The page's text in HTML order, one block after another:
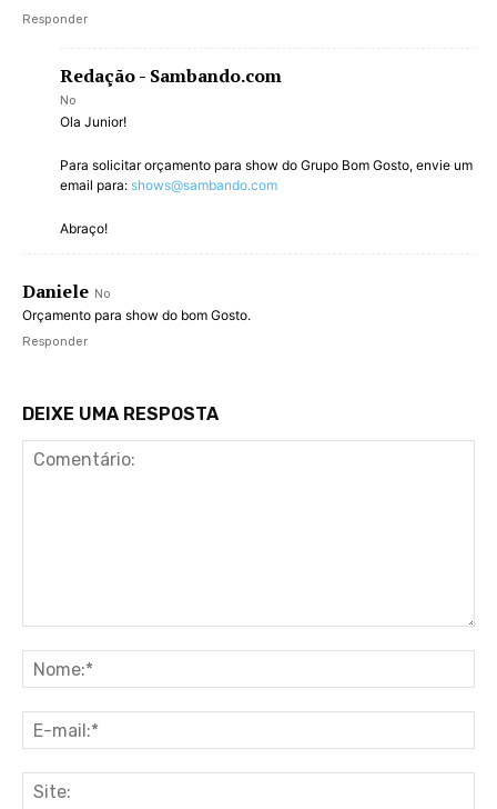
Responder
Redação - Sambando.com
No
Ola Junior!
Para solicitar orçamento para show do Grupo Bom Gosto, envie um
email para: shows@sambando.com
Abraço!
Daniele No
Orçamento para show do bom Gosto.
Responder
DEIXE UMA RESPOSTA